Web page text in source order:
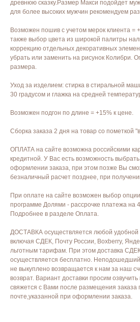
древнюю сказку.Размер Макси подойдет
для более высоких мужчин рекомендуем
Возможен пошив с учетом мерок клиента =
также выбор цвета из широкой палитры
коррекцию отдельных декоративных
убрать или заменить на рисунок Колибри.
размера.
Уход за изделием: стирка в стиральной
30 градусом и глажка на средней
Возможен подгон по длине = +15% к цене.
Сборка заказа 2 дня на товар со пометкой
ОПЛАТА на сайте возможна российскими
кредитной. У Вас есть возможность
оформлении заказа, при этом позже Вы
безналичный расчет позднее, при
При оплате на сайте возможен выбор
программе Долями - рассрочке платежа на
Подробнее в разделе Оплата.
ДОСТАВКА осуществляется любой удобной
включая СДЕК, Почту России, Boxberry,
льготным тарифам. При этом доставка
осуществляется бесплатно.
не выкуплено возвращается к нам за наш
возврат. Вариант доставки просим
свяжется с Вами после размещения заказа
почте,указанной при оформлении заказа.